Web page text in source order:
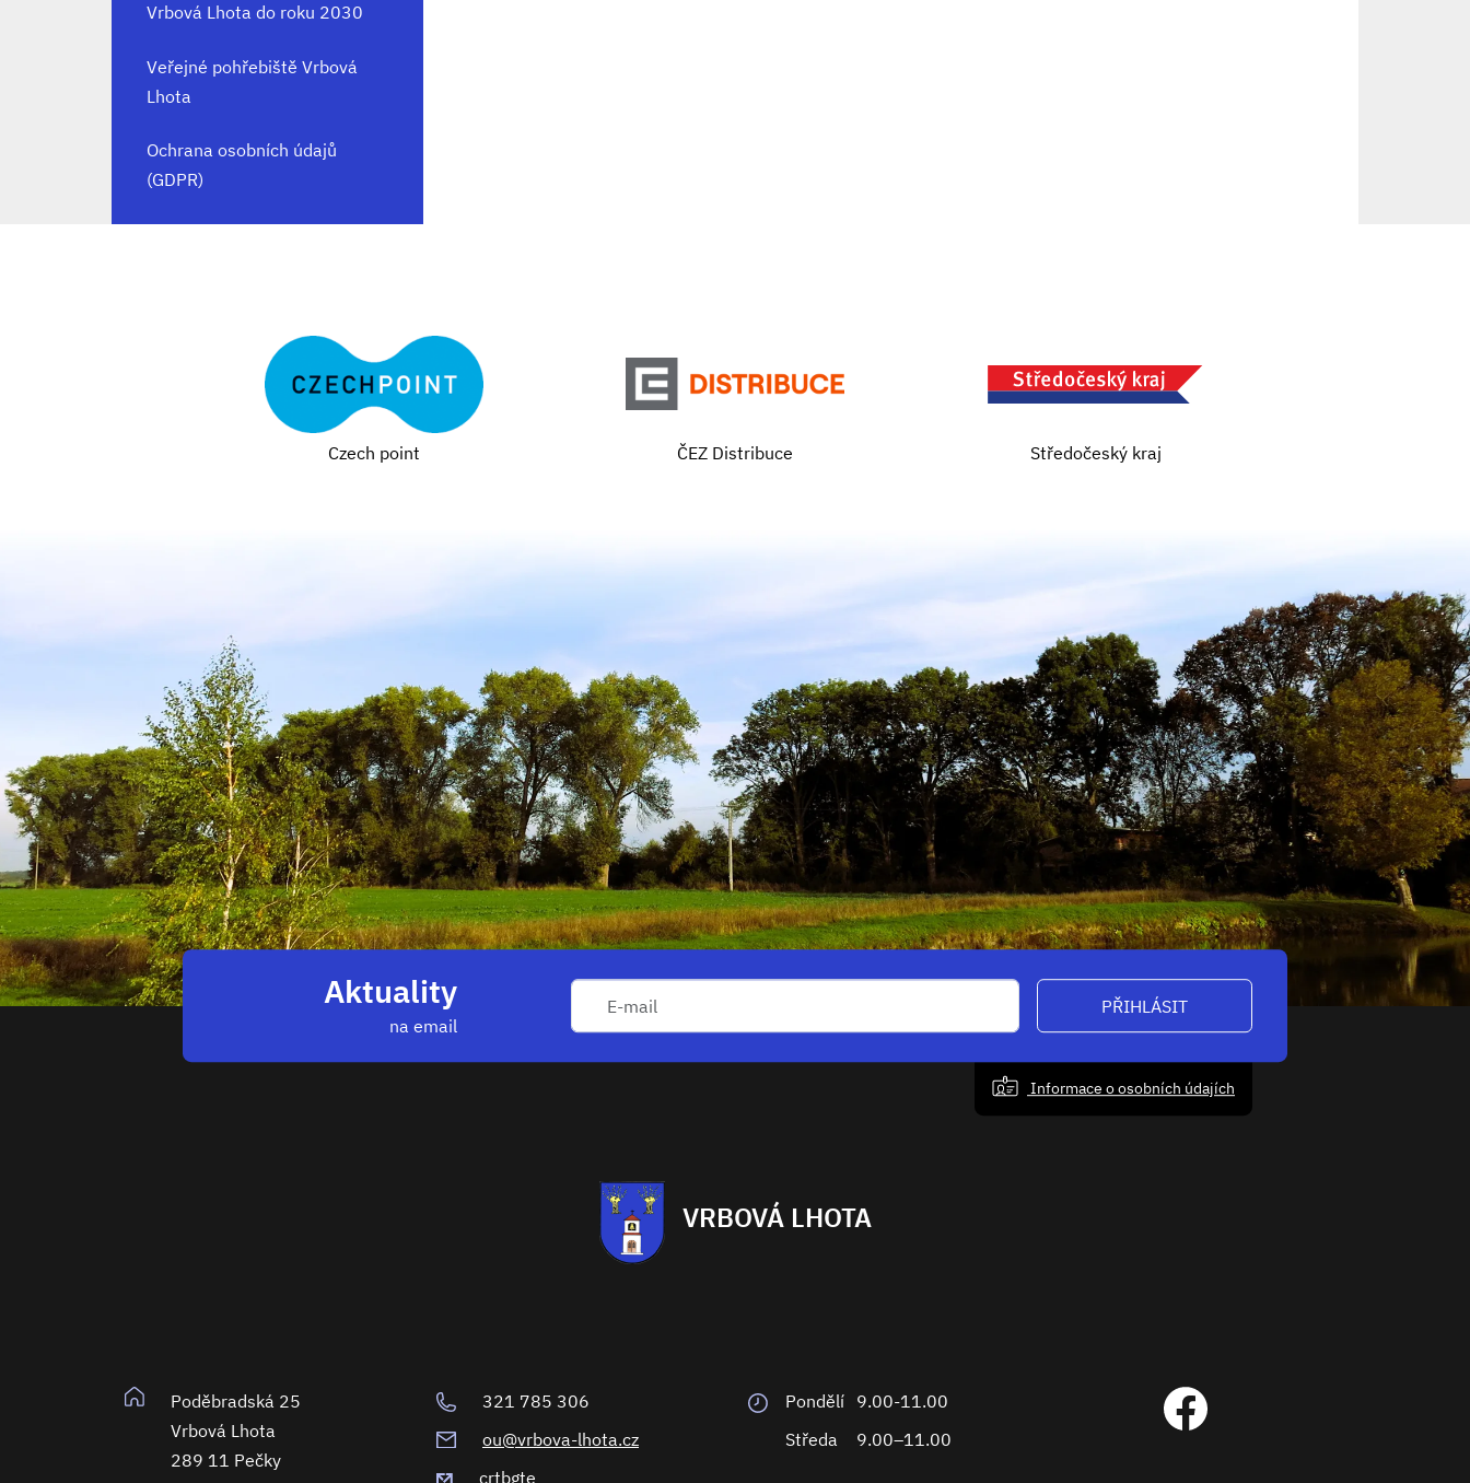
Vrbová Lhota do roku 2030
Veřejné pohřebiště Vrbová
Lhota
Ochrana osobních údajů
(GDPR)
Czech point ČEZ Distribuce Středočeský kraj
Aktuality
na email
PŘIHLÁSIT
Informace o osobních údajích
VRBOVÁ LHOTA
Poděbradská 25
Vrbová Lhota
289 11 Pečky
321 785 306
ou@vrbova-lhota.cz
crtbgte
Pondělí 9.00-11.00
Středa
9.00–11.00